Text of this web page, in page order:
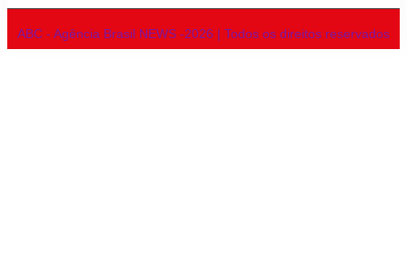
ABC - Agência Brasil NEWS -2026 | Todos os direitos reservados